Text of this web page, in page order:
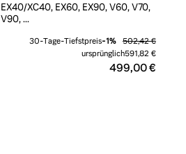
EX40/XC40, EX60, EX90, V60, V70,
V90, ...
499,00 €
30-Tage-Tiefstpreis-1%
502,42 €
ursprünglich591,82 €